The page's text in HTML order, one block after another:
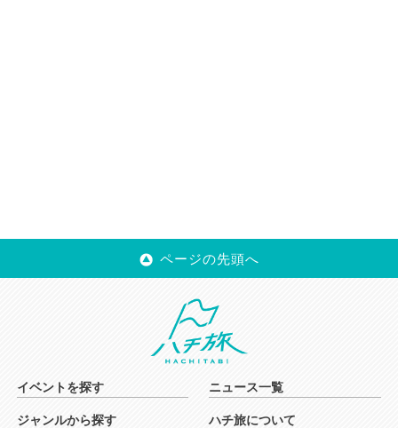
ページの先頭へ
イベントを探す
ジャンルから探す
ニュース一覧
ハチ旅について